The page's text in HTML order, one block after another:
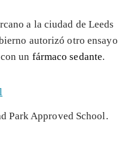
a la ciudad de Leeds
autorizó otro ensayo
un fármaco sedante.
Park Approved School.